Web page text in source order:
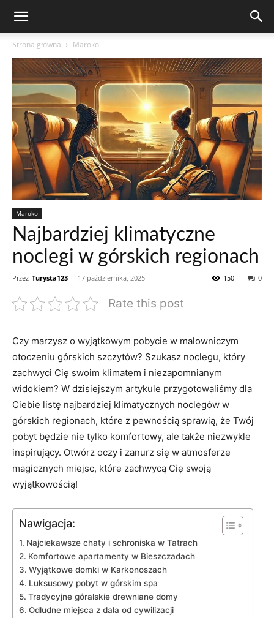
Strona główna Maroko
Maroko
Najbardziej klimatyczne
noclegi w górskich regionach
Przez Turysta123 - 17 października, 2025 0
150
Rate this post
Czy marzysz ​o ⁢wyjątkowym pobycie w malowniczym
otoczeniu górskich szczytów? Szukasz noclegu, który
zachwyci Cię swoim klimatem i niezapomnianym‌
widokiem? W dzisiejszym artykule przygotowaliśmy dla
Ciebie listę najbardziej klimatycznych noclegów w
górskich regionach, które z‌ pewnością sprawią,⁤ że ‌Twój
pobyt będzie⁤ nie tylko ‌komfortowy, ale także niezwykle
inspirujący. Otwórz oczy i zanurz się w atmosferze
magicznych miejsc, które zachwycą‍ Cię ‍swoją
⁢wyjątkowością!
Nawigacja:
Najciekawsze chaty i ⁣schroniska w ⁢Tatrach
Komfortowe‌ apartamenty w Bieszczadach
Wyjątkowe domki w Karkonoszach
Luksusowy ‌pobyt w górskim spa
Tradycyjne⁤ góralskie drewniane domy
Odludne miejsca ‌z ⁣dala od cywilizacji